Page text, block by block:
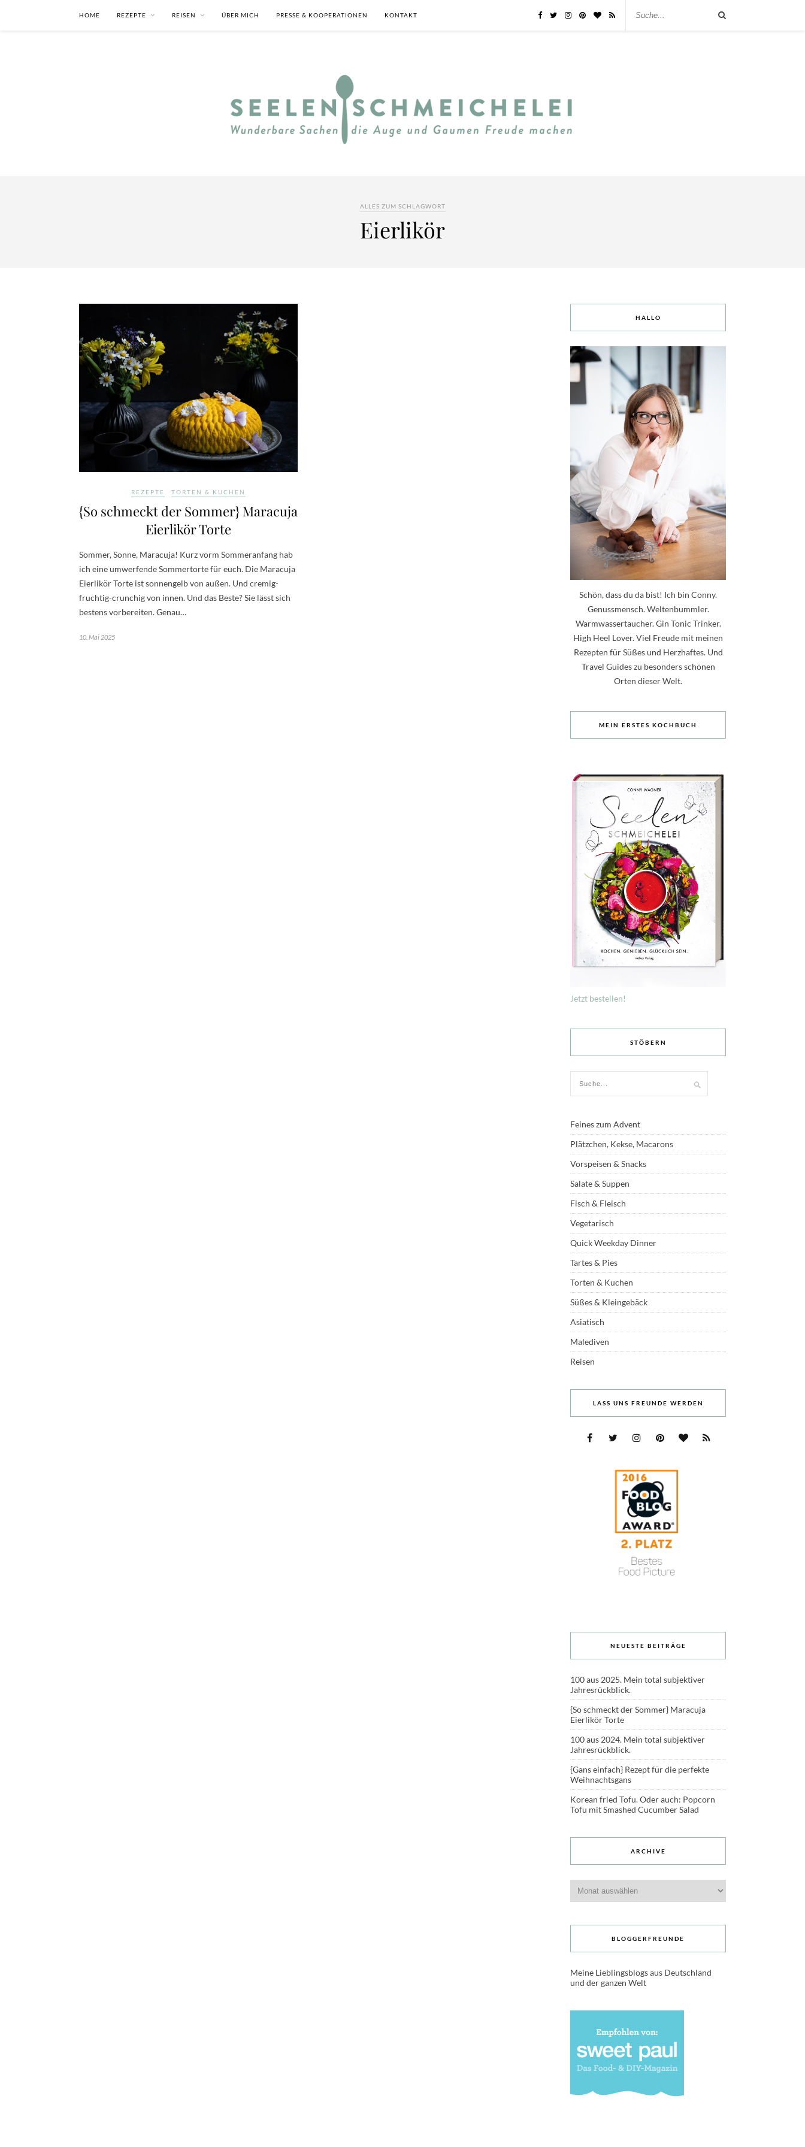
HOME REZEPTE REISEN ÜBER MICH PRESSE & KOOPERATIONEN KONTAKT
ALLES ZUM SCHLAGWORT
Eierlikör
REZEPTE TORTEN & KUCHEN
{So schmeckt der Sommer} Maracuja
Eierlikör Torte
Sommer, Sonne, Maracuja! Kurz vorm Sommeranfang hab
ich eine umwerfende Sommertorte für euch. Die Maracuja
Eierlikör Torte ist sonnengelb von außen. Und cremig-
fruchtig-crunchig von innen. Und das Beste? Sie lässt sich
bestens vorbereiten. Genau…
10. Mai 2025
HALLO
Schön, dass du da bist! Ich bin Conny.
Genussmensch. Weltenbummler.
Warmwassertaucher. Gin Tonic Trinker.
High Heel Lover. Viel Freude mit meinen
Rezepten für Süßes und Herzhaftes. Und
Travel Guides zu besonders schönen
Orten dieser Welt.
MEIN ERSTES KOCHBUCH
Jetzt bestellen!
STÖBERN
Feines zum Advent
Plätzchen, Kekse, Macarons
Vorspeisen & Snacks
Salate & Suppen
Fisch & Fleisch
Vegetarisch
Quick Weekday Dinner
Tartes & Pies
Torten & Kuchen
Süßes & Kleingebäck
Asiatisch
Malediven
Reisen
LASS UNS FREUNDE WERDEN
NEUESTE BEITRÄGE
100 aus 2025. Mein total subjektiver
Jahresrückblick.
{So schmeckt der Sommer} Maracuja
Eierlikör Torte
100 aus 2024. Mein total subjektiver
Jahresrückblick.
{Gans einfach} Rezept für die perfekte
Weihnachtsgans
Korean fried Tofu. Oder auch: Popcorn
Tofu mit Smashed Cucumber Salad
ARCHIVE
BLOGGERFREUNDE
Meine Lieblingsblogs aus Deutschland
und der ganzen Welt